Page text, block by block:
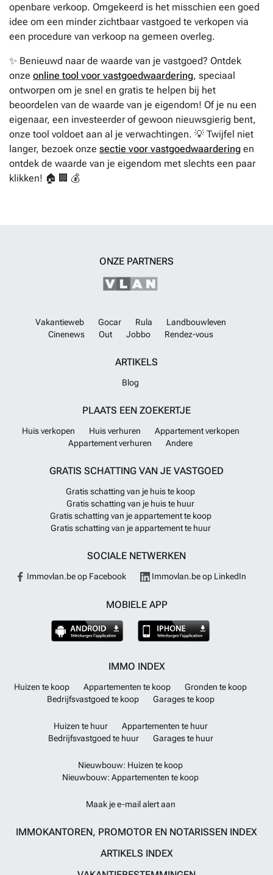
openbare verkoop. Omgekeerd is het misschien een goed
idee om een minder zichtbaar vastgoed te verkopen via
een procedure van verkoop na gemeen overleg.
✨ Benieuwd naar de waarde van je vastgoed? Ontdek
onze online tool voor vastgoedwaardering, speciaal
ontworpen om je snel en gratis te helpen bij het
beoordelen van de waarde van je eigendom! Of je nu een
eigenaar, een investeerder of gewoon nieuwsgierig bent,
onze tool voldoet aan al je verwachtingen. 💡 Twijfel niet
langer, bezoek onze sectie voor vastgoedwaardering en
ontdek de waarde van je eigendom met slechts een paar
klikken! 🏠 🏢 💰
ONZE PARTNERS
Vakantieweb Gocar Rula
Landbouwleven
Cinenews
Out Jobbo Rendez-vous
ARTIKELS
Blog
PLAATS EEN ZOEKERTJE
Huis verkopen Huis verhuren
Appartement verkopen
Appartement verhuren
Andere
GRATIS SCHATTING VAN JE VASTGOED
Gratis schatting van je huis te koop
Gratis schatting van je huis te huur
Gratis schatting van je appartement te koop
Gratis schatting van je appartement te huur
SOCIALE NETWERKEN
Immovlan.be op Facebook Immovlan.be op LinkedIn
MOBIELE APP
IMMO INDEX
Huizen te koop Appartementen te koop
Gronden te koop
Bedrijfsvastgoed te koop
Garages te koop
Huizen te huur
Appartementen te huur
Bedrijfsvastgoed te huur
Garages te huur
Nieuwbouw: Huizen te koop
Nieuwbouw: Appartementen te koop
Maak je e-mail alert aan
IMMOKANTOREN, PROMOTOR EN NOTARISSEN INDEX
ARTIKELS INDEX